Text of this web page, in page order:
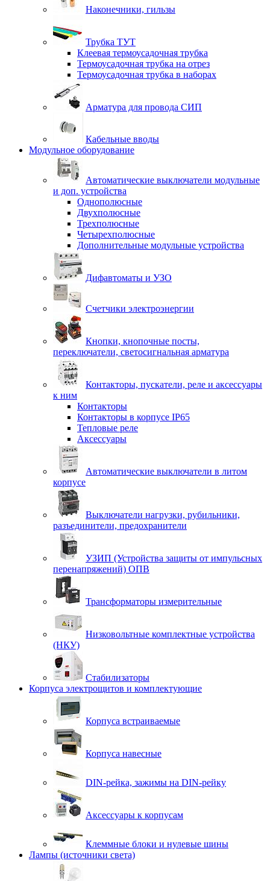
Наконечники, гильзы
Трубка ТУТ
Клеевая термоусадочная трубка
Термоусадочная трубка на отрез
Термоусадочная трубка в наборах
Арматура для провода СИП
Кабельные вводы
Модульное оборудование
Автоматические выключатели модульные
и доп. устройства
Однополюсные
Двухполюсные
Трехполюсные
Четырехполюсные
Дополнительные модульные устройства
Дифавтоматы и УЗО
Счетчики электроэнергии
Кнопки, кнопочные посты,
переключатели, светосигнальная арматура
Контакторы, пускатели, реле и аксессуары
к ним
Контакторы
Контакторы в корпусе IP65
Тепловые реле
Аксессуары
Автоматические выключатели в литом
корпусе
Выключатели нагрузки, рубильники,
разъединители, предохранители
УЗИП (Устройства защиты от импульсных
перенапряжений) ОПВ
Трансформаторы измерительные
Низковольтные комплектные устройства
(НКУ)
Стабилизаторы
Корпуса электрощитов и комплектующие
Корпуса встраиваемые
Корпуса навесные
DIN-рейка, зажимы на DIN-рейку
Аксессуары к корпусам
Клеммные блоки и нулевые шины
Лампы (источники света)